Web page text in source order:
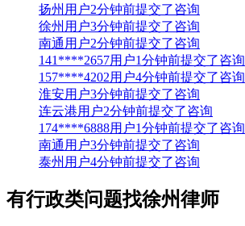
扬州用户2分钟前提交了咨询
徐州用户3分钟前提交了咨询
南通用户2分钟前提交了咨询
141****2657用户1分钟前提交了咨询
157****4202用户4分钟前提交了咨询
淮安用户3分钟前提交了咨询
连云港用户2分钟前提交了咨询
174****6888用户1分钟前提交了咨询
南通用户3分钟前提交了咨询
泰州用户4分钟前提交了咨询
有行政类问题找徐州律师